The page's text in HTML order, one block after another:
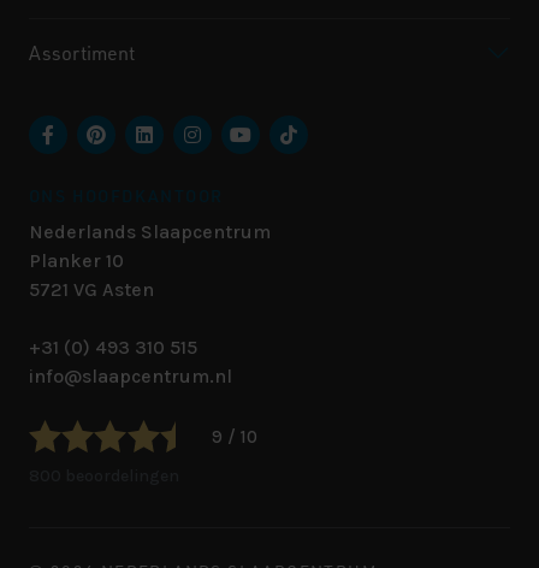
Assortiment
Nederlands Slaapcentrum
Planker 10
5721 VG Asten
+31 (0) 493 310 515
info@slaapcentrum.nl
9 / 10